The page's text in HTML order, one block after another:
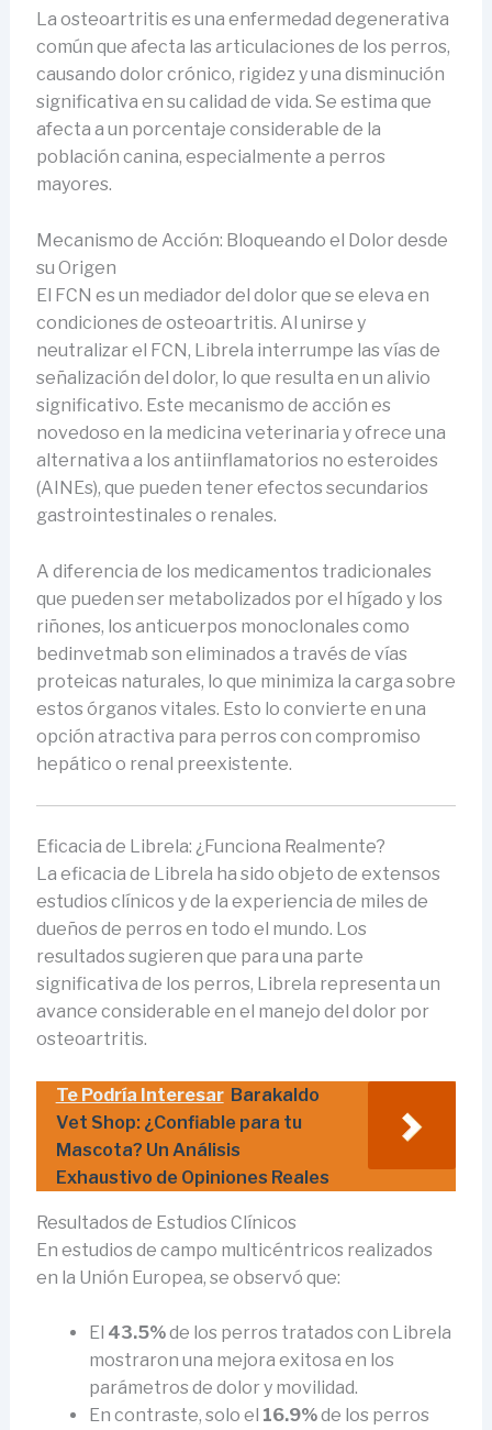
La osteoartritis es una enfermedad degenerativa
común que afecta las articulaciones de los perros,
causando dolor crónico, rigidez y una disminución
significativa en su calidad de vida. Se estima que
afecta a un porcentaje considerable de la
población canina, especialmente a perros
mayores.
Mecanismo de Acción: Bloqueando el Dolor desde
su Origen
El FCN es un mediador del dolor que se eleva en
condiciones de osteoartritis. Al unirse y
neutralizar el FCN, Librela interrumpe las vías de
señalización del dolor, lo que resulta en un alivio
significativo. Este mecanismo de acción es
novedoso en la medicina veterinaria y ofrece una
alternativa a los antiinflamatorios no esteroides
(AINEs), que pueden tener efectos secundarios
gastrointestinales o renales.
A diferencia de los medicamentos tradicionales
que pueden ser metabolizados por el hígado y los
riñones, los anticuerpos monoclonales como
bedinvetmab son eliminados a través de vías
proteicas naturales, lo que minimiza la carga sobre
estos órganos vitales. Esto lo convierte en una
opción atractiva para perros con compromiso
hepático o renal preexistente.
Eficacia de Librela: ¿Funciona Realmente?
La eficacia de Librela ha sido objeto de extensos
estudios clínicos y de la experiencia de miles de
dueños de perros en todo el mundo. Los
resultados sugieren que para una parte
significativa de los perros, Librela representa un
avance considerable en el manejo del dolor por
osteoartritis.
Te Podría Interesar Barakaldo
Vet Shop: ¿Confiable para tu
Mascota? Un Análisis
Exhaustivo de Opiniones Reales
Resultados de Estudios Clínicos
En estudios de campo multicéntricos realizados
en la Unión Europea, se observó que:
El 43.5%de los perros tratados con Librela
mostraron una mejora exitosa en los
parámetros de dolor y movilidad.
En contraste, solo el 16.9%de los perros